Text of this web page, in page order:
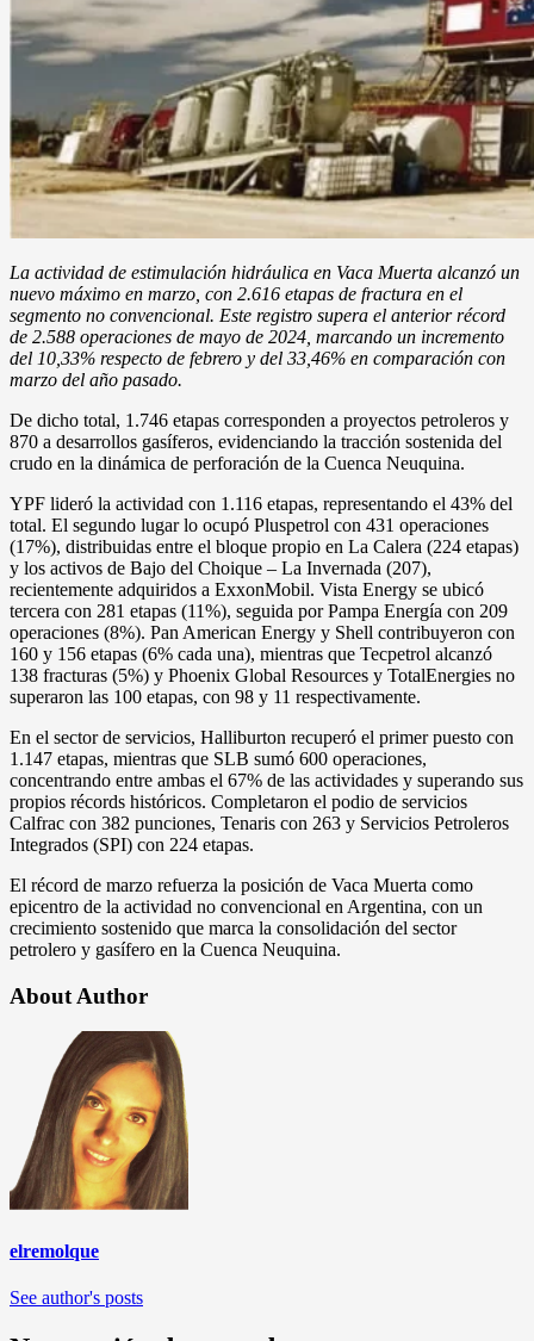
La actividad de estimulación hidráulica en Vaca Muerta alcanzó un
nuevo máximo en marzo, con 2.616 etapas de fractura en el
segmento no convencional. Este registro supera el anterior récord
de 2.588 operaciones de mayo de 2024, marcando un incremento
del 10,33% respecto de febrero y del 33,46% en comparación con
marzo del año pasado.
De dicho total, 1.746 etapas corresponden a proyectos petroleros y
870 a desarrollos gasíferos, evidenciando la tracción sostenida del
crudo en la dinámica de perforación de la Cuenca Neuquina.
YPF lideró la actividad con 1.116 etapas, representando el 43% del
total. El segundo lugar lo ocupó Pluspetrol con 431 operaciones
(17%), distribuidas entre el bloque propio en La Calera (224 etapas)
y los activos de Bajo del Choique – La Invernada (207),
recientemente adquiridos a ExxonMobil. Vista Energy se ubicó
tercera con 281 etapas (11%), seguida por Pampa Energía con 209
operaciones (8%). Pan American Energy y Shell contribuyeron con
160 y 156 etapas (6% cada una), mientras que Tecpetrol alcanzó
138 fracturas (5%) y Phoenix Global Resources y TotalEnergies no
superaron las 100 etapas, con 98 y 11 respectivamente.
En el sector de servicios, Halliburton recuperó el primer puesto con
1.147 etapas, mientras que SLB sumó 600 operaciones,
concentrando entre ambas el 67% de las actividades y superando sus
propios récords históricos. Completaron el podio de servicios
Calfrac con 382 punciones, Tenaris con 263 y Servicios Petroleros
Integrados (SPI) con 224 etapas.
El récord de marzo refuerza la posición de Vaca Muerta como
epicentro de la actividad no convencional en Argentina, con un
crecimiento sostenido que marca la consolidación del sector
petrolero y gasífero en la Cuenca Neuquina.
About Author
elremolque
See author's posts